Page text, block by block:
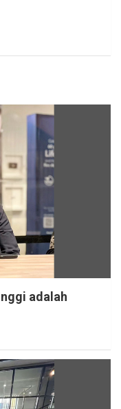
adalah